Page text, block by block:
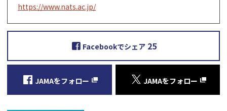
https://www.nats.ac.jp/
Facebookでシェア 25
JAMAをフォロー JAMAをフォロー